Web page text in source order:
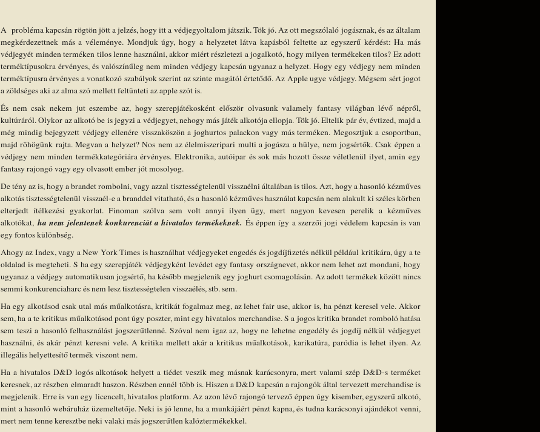
A probléma kapcsán rögtön jött a jelzés, hogy itt a védjegyoltalom játszik. Tök jó. Az ott megszólaló jogásznak, és az általam
megkérdezettnek más a véleménye. Mondjuk úgy, hogy a helyzetet látva kapásból feltette az egyszerű kérdést: Ha más
védjegyét minden terméken tilos lenne használni, akkor miért részletezi a jogalkotó, hogy milyen termékeken tilos? Ez adott
terméktípusokra érvényes, és valószínűleg nem minden védjegy kapcsán ugyanaz a helyzet. Hogy egy védjegy nem minden
terméktípusra érvényes a vonatkozó szabályok szerint az szinte magától értetődő. Az Apple ugye védjegy. Mégsem sért jogot
a zöldséges aki az alma szó mellett feltünteti az apple szót is.
És nem csak nekem jut eszembe az, hogy szerepjátékosként először olvasunk valamely fantasy világban lévő népről,
kultúráról. Olykor az alkotó be is jegyzi a védjegyet, nehogy más játék alkotója ellopja. Tök jó. Eltelik pár év, évtized, majd a
még mindig bejegyzett védjegy ellenére visszaköszön a joghurtos palackon vagy más terméken. Megosztjuk a csoportban,
majd röhögünk rajta. Megvan a helyzet? Nos nem az élelmiszeripari multi a jogásza a hülye, nem jogsértők. Csak éppen a
védjegy nem minden termékkategóriára érvényes. Elektronika, autóipar és sok más hozott össze véletlenül ilyet, amin egy
fantasy rajongó vagy egy olvasott ember jót mosolyog.
De tény az is, hogy a brandet rombolni, vagy azzal tisztességtelenül visszaélni általában is tilos. Azt, hogy a hasonló kézműves
alkotás tisztességtelenül visszaél-e a branddel vitatható, és a hasonló kézműves használat kapcsán nem alakult ki széles körben
elterjedt ítélkezési gyakorlat. Finoman szólva sem volt annyi ilyen ügy, mert nagyon kevesen perelik a kézműves
alkotókat,ha nem jelentenek konkurenciát a hivatalos termékeknek. És éppen így a szerzői jogi védelem kapcsán is van
egy fontos különbség.
Ahogy az Index, vagy a New York Times is használhat védjegyeket engedés és jogdíjfizetés nélkül például kritikára, úgy a te
oldalad is megteheti. S ha egy szerepjáték védjegyként levédet egy fantasy országnevet, akkor nem lehet azt mondani, hogy
ugyanaz a védjegy automatikusan jogsértő, ha később megjelenik egy joghurt csomagolásán. Az adott termékek között nincs
semmi konkurenciaharc és nem lesz tisztességtelen visszaélés, stb. sem.
Ha egy alkotásod csak utal más műalkotásra, kritikát fogalmaz meg, az lehet fair use, akkor is, ha pénzt keresel vele. Akkor
sem, ha a te kritikus műalkotásod pont úgy poszter, mint egy hivatalos merchandise. S a jogos kritika brandet romboló hatása
sem teszi a hasonló felhasználást jogszerűtlenné. Szóval nem igaz az, hogy ne lehetne engedély és jogdíj nélkül védjegyet
használni, és akár pénzt keresni vele. A kritika mellett akár a kritikus műalkotások, karikatúra, paródia is lehet ilyen. Az
illegális helyettesítő termék viszont nem.
Ha a hivatalos D&D logós alkotások helyett a tiédet veszik meg másnak karácsonyra, mert valami szép D&D-s terméket
keresnek, az részben elmaradt haszon. Részben ennél több is. Hiszen a D&D kapcsán a rajongók által tervezett merchandise is
megjelenik. Erre is van egy licencelt, hivatalos platform. Az azon lévő rajongó tervező éppen úgy kisember, egyszerű alkotó,
mint a hasonló webáruház üzemeltetője. Neki is jó lenne, ha a munkájáért pénzt kapna, és tudna karácsonyi ajándékot venni,
mert nem tenne keresztbe neki valaki más jogszerűtlen kalóztermékekkel.